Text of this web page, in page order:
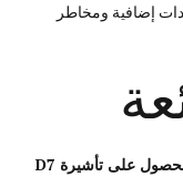
إضافية ومخاطر
ما هو الحد الأدنى للدخل الشهري المطلوب للحصول على تأشيرة D7